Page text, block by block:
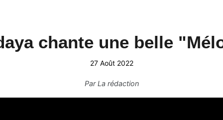
chante une belle
27 Août 2022
ParLa rédaction